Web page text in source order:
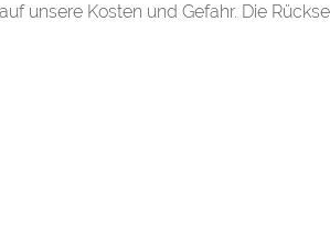
unsere Kosten und Gefahr. Die